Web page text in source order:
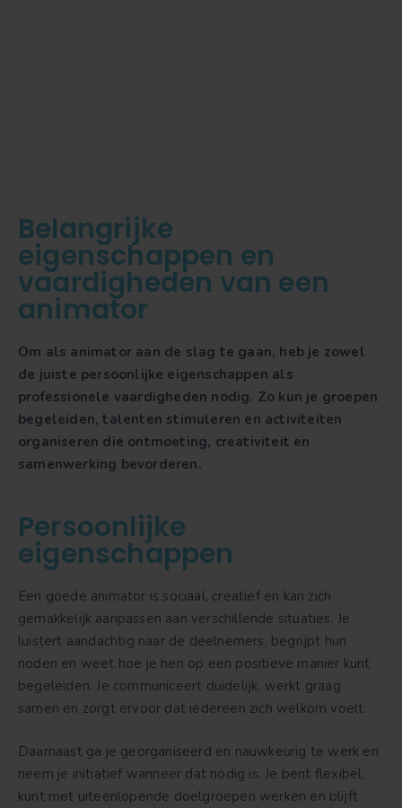
Belangrijke
eigenschappen en
vaardigheden van een
animator
Om als animator aan de slag te gaan, heb je zowel
de juiste persoonlijke eigenschappen als
professionele vaardigheden nodig. Zo kun je groepen
begeleiden, talenten stimuleren en activiteiten
organiseren die ontmoeting, creativiteit en
samenwerking bevorderen.
Persoonlijke
eigenschappen
Een goede animator is sociaal, creatief en kan zich
gemakkelijk aanpassen aan verschillende situaties. Je
luistert aandachtig naar de deelnemers, begrijpt hun
noden en weet hoe je hen op een positieve manier kunt
begeleiden. Je communiceert duidelijk, werkt graag
samen en zorgt ervoor dat iedereen zich welkom voelt.
Daarnaast ga je georganiseerd en nauwkeurig te werk en
neem je initiatief wanneer dat nodig is. Je bent flexibel,
kunt met uiteenlopende doelgroepen werken en blijft